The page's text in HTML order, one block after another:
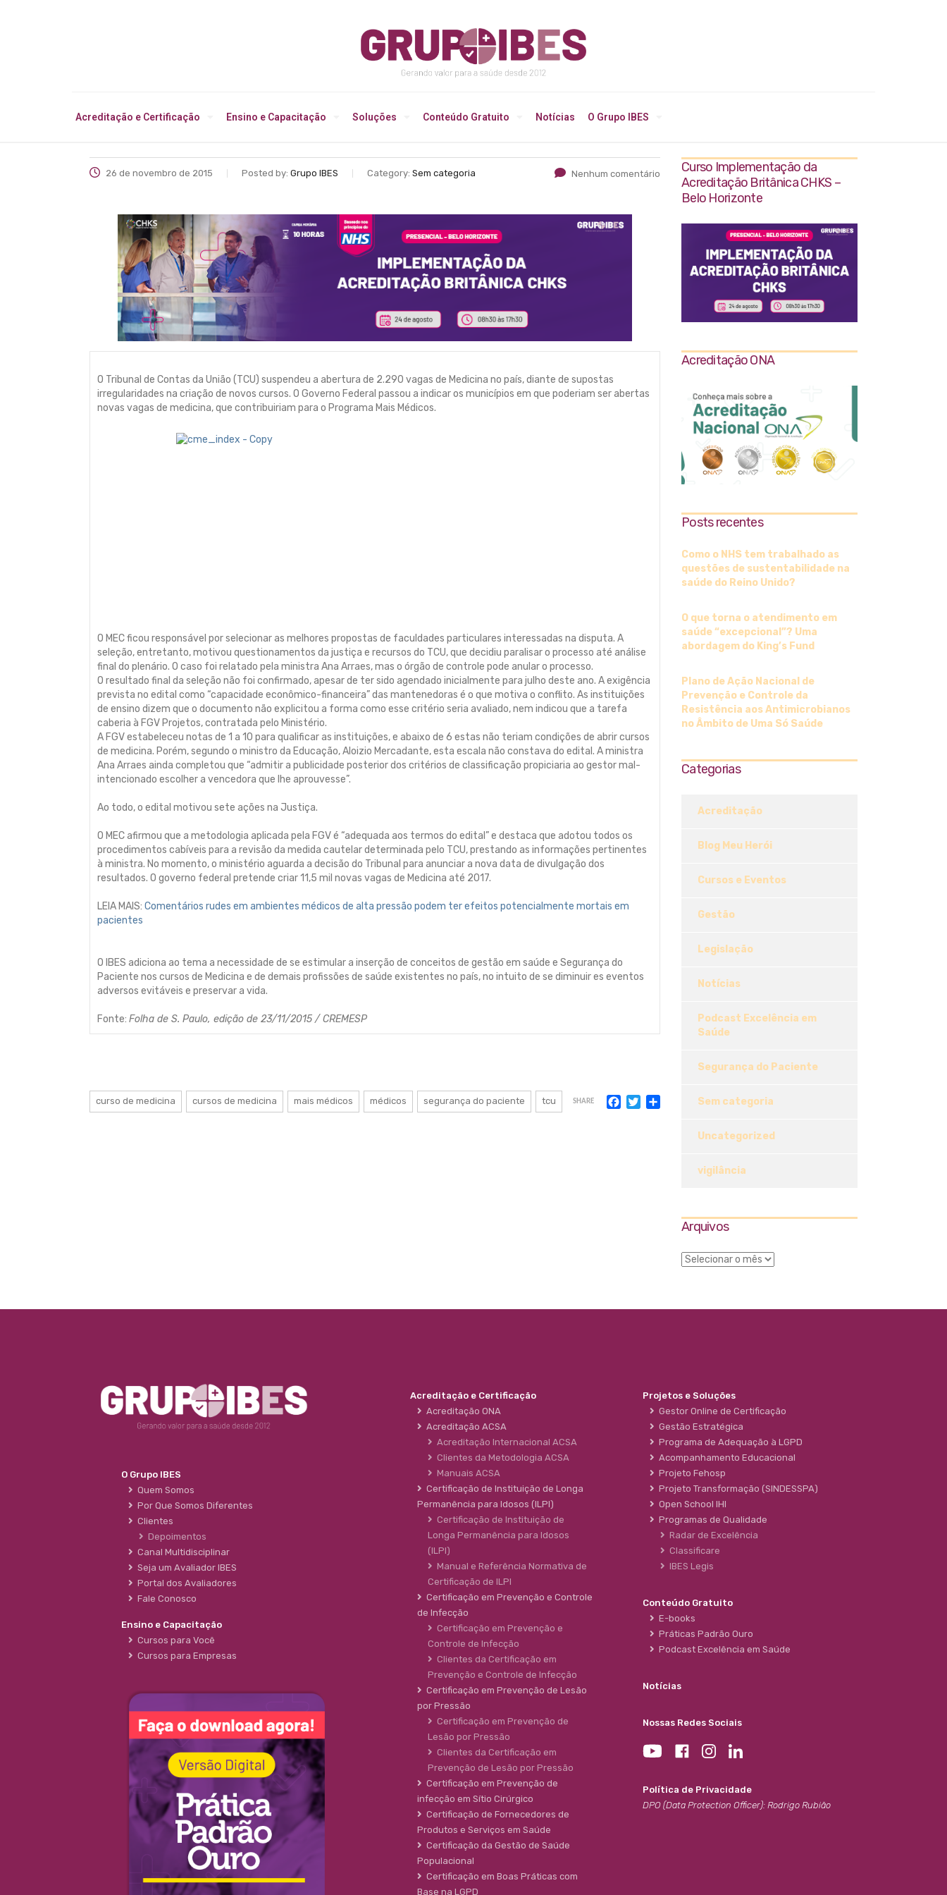
Acreditação e Certificação Ensino e Capacitação Soluções Conteúdo Gratuito Notícias O Grupo IBES
26 de novembro de 2015 Posted by: Grupo IBES Category: Sem categoria Nenhum comentário
O Tribunal de Contas da União (TCU) suspendeu a abertura de 2.290 vagas de Medicina no país, diante de supostas
irregularidades na criação de novos cursos. O Governo Federal passou a indicar os municípios em que poderiam ser abertas
novas vagas de medicina, que contribuiriam para o Programa Mais Médicos.
O MEC ficou responsável por selecionar as melhores propostas de faculdades particulares interessadas na disputa. A
seleção, entretanto, motivou questionamentos da justiça e recursos do TCU, que decidiu paralisar o processo até análise
final do plenário. O caso foi relatado pela ministra Ana Arraes, mas o órgão de controle pode anular o processo.
O resultado final da seleção não foi confirmado, apesar de ter sido agendado inicialmente para julho deste ano. A exigência
prevista no edital como “capacidade econômico-financeira” das mantenedoras é o que motiva o conflito. As instituições
de ensino dizem que o documento não explicitou a forma como esse critério seria avaliado, nem indicou que a tarefa
caberia à FGV Projetos, contratada pelo Ministério.
A FGV estabeleceu notas de 1 a 10 para qualificar as instituições, e abaixo de 6 estas não teriam condições de abrir cursos
de medicina. Porém, segundo o ministro da Educação, Aloizio Mercadante, esta escala não constava do edital. A ministra
Ana Arraes ainda completou que “admitir a publicidade posterior dos critérios de classificação propiciaria ao gestor mal-
intencionado escolher a vencedora que lhe aprouvesse”.
Ao todo, o edital motivou sete ações na Justiça.
O MEC afirmou que a metodologia aplicada pela FGV é “adequada aos termos do edital” e destaca que adotou todos os
procedimentos cabíveis para a revisão da medida cautelar determinada pelo TCU, prestando as informações pertinentes
à ministra. No momento, o ministério aguarda a decisão do Tribunal para anunciar a nova data de divulgação dos
resultados. O governo federal pretende criar 11,5 mil novas vagas de Medicina até 2017.
LEIA MAIS: Comentários rudes em ambientes médicos de alta pressão podem ter efeitos potencialmente mortais em
pacientes
O IBES adiciona ao tema a necessidade de se estimular a inserção de conceitos de gestão em saúde e Segurança do
Paciente nos cursos de Medicina e de demais profissões de saúde existentes no país, no intuito de se diminuir es eventos
adversos evitáveis e preservar a vida.
Fonte: Folha de S. Paulo, edição de 23/11/2015 / CREMESP
curso de medicina cursos de medicina mais médicos médicos segurança do paciente tcu SHARE Facebook
Twitter
Curso Implementação da
Acreditação Britânica CHKS –
Belo Horizonte
Acreditação ONA
Posts recentes
Como o NHS tem trabalhado as
questões de sustentabilidade na
saúde do Reino Unido?
O que torna o atendimento em
saúde “excepcional”? Uma
abordagem do King’s Fund
Plano de Ação Nacional de
Prevenção e Controle da
Resistência aos Antimicrobianos
no Âmbito de Uma Só Saúde
Categorias
Acreditação
Blog Meu Herói
Cursos e Eventos
Gestão
Legislação
Notícias
Podcast Excelência em
Saúde
Segurança do Paciente
Sem categoria
Uncategorized
vigilância
Arquivos
O Grupo IBES
Quem Somos
Por Que Somos Diferentes
Clientes
Depoimentos
Canal Multidisciplinar
Seja um Avaliador IBES
Portal dos Avaliadores
Fale Conosco
Ensino e Capacitação
Cursos para Você
Cursos para Empresas
Acreditação e Certificação
Acreditação ONA
Acreditação ACSA
Acreditação Internacional ACSA
Clientes da Metodologia ACSA
Manuais ACSA
Certificação de Instituição de Longa
Permanência para Idosos (ILPI)
Certificação de Instituição de
Longa Permanência para Idosos
(ILPI)
Manual e Referência Normativa de
Certificação de ILPI
Certificação em Prevenção e Controle
de Infecção
Certificação em Prevenção e
Controle de Infecção
Clientes da Certificação em
Prevenção e Controle de Infecção
Certificação em Prevenção de Lesão
por Pressão
Certificação em Prevenção de
Lesão por Pressão
Clientes da Certificação em
Prevenção de Lesão por Pressão
Certificação em Prevenção de
infecção em Sítio Cirúrgico
Certificação de Fornecedores de
Produtos e Serviços em Saúde
Certificação da Gestão de Saúde
Populacional
Certificação em Boas Práticas com
Base na LGPD
Projetos e Soluções
Gestor Online de Certificação
Gestão Estratégica
Programa de Adequação à LGPD
Acompanhamento Educacional
Projeto Fehosp
Projeto Transformação (SINDESSPA)
Open School IHI
Programas de Qualidade
Radar de Excelência
Classificare
IBES Legis
Conteúdo Gratuito
E-books
Práticas Padrão Ouro
Podcast Excelência em Saúde
Notícias
Nossas Redes Sociais
Política de Privacidade
DPO (Data Protection Officer): Rodrigo Rubião